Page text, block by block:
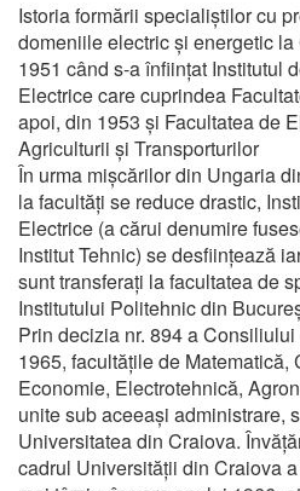
Istoria formării specialiştilor cu
domeniile electric şi energetic
1951 când s-a înfiinţat Institutul
Electrice care cuprindea
apoi, din 1953 şi Facultatea de
Agriculturii şi Transporturilor
În urma mişcărilor din Ungaria
la facultăţi se reduce drastic,
Electrice (a cărui denumire
Institut Tehnic) se desfiinţează
sunt transferaţi la facultatea de
Institutului Politehnic din
Prin decizia nr. 894 a
1965, facultăţile de Matematică,
Economie, Electrotehnică,
unite sub aceeaşi administrare,
Universitatea din Craiova.
cadrul Universităţii din Craiova